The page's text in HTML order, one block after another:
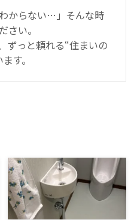
からない…」そんな時
さい。
ずっと頼れる“住まいの
す。